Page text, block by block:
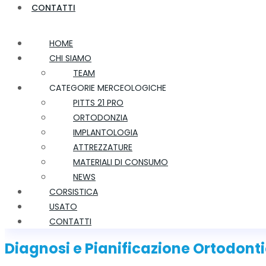
CONTATTI
HOME
CHI SIAMO
TEAM
CATEGORIE MERCEOLOGICHE
PITTS 21 PRO
ORTODONZIA
IMPLANTOLOGIA
ATTREZZATURE
MATERIALI DI CONSUMO
NEWS
CORSISTICA
USATO
CONTATTI
Diagnosi e Pianificazione